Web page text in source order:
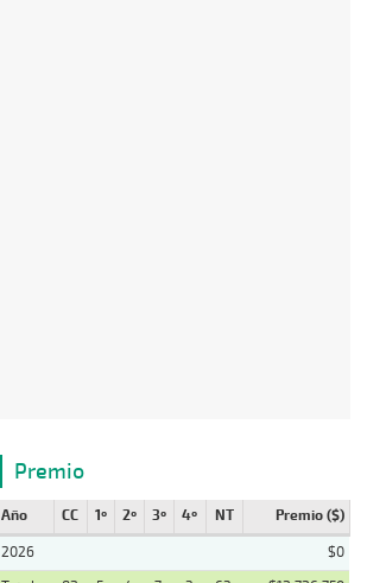
Premio
Año CC 1º 2º 3º 4º NT Premio ($)
2026
$0